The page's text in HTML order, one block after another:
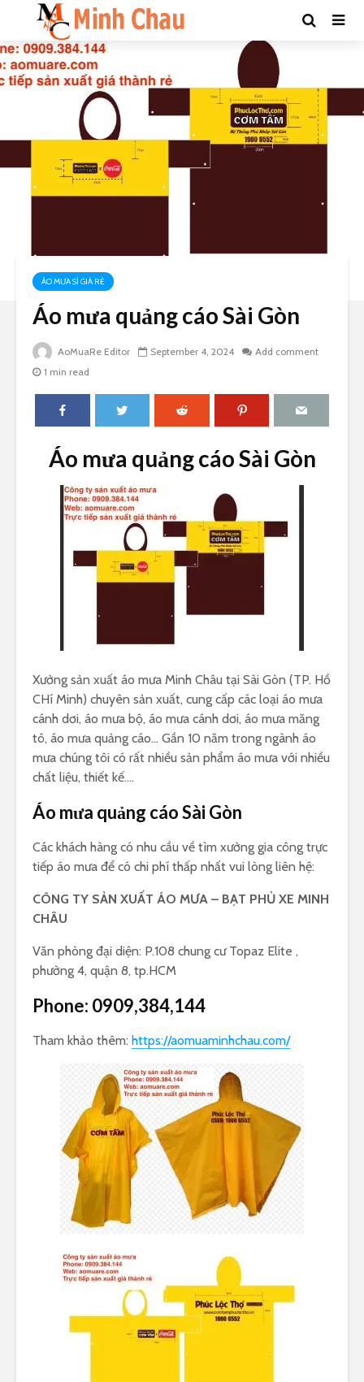
ÁO MƯA SỈ GIÁ RẺ
Áo mưa quảng cáo Sài Gòn
AoMuaRe Editor September 4, 2024
Add comment
1 min read
Áo mưa quảng cáo Sài Gòn
Xưởng sản xuất áo mưa Minh Châu tại Sài Gòn (TP. Hồ
CHí Minh) chuyên sản xuất, cung cấp các loại áo mưa
cánh dơi, áo mưa bộ, áo mưa cánh dơi, áo mưa măng
tô, áo mưa quảng cáo… Gần 10 năm trong ngành áo
mưa chúng tôi có rất nhiều sản phẩm áo mưa với nhiều
chất liệu, thiết kế….
Áo mưa quảng cáo Sài Gòn
Các khách hàng có nhu cầu về tìm xưởng gia công trực
tiếp áo mưa để có chi phí thấp nhất vui lòng liên hệ:
CÔNG TY SẢN XUẤT ÁO MƯA – BẠT PHỦ XE MINH
CHÂU
Văn phòng đại diện: P.108 chung cư Topaz Elite ,
phường 4, quận 8, tp.HCM
Phone: 0909,384,144
Tham khảo thêm: https://aomuaminhchau.com/